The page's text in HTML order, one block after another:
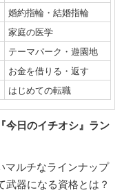
婚約指輪・結婚指輪
家庭の医学
テーマパーク・遊園地
お金を借りる・返す
はじめての転職
今日のイチオシ』ラン
マルチなラインナップ
武器になる資格とは？